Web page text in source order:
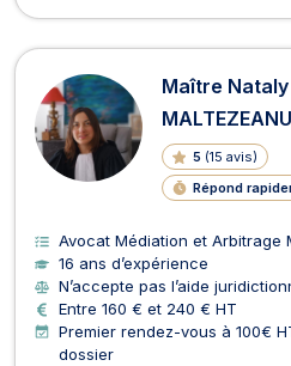
Maître Nataly
MALTEZEANU
5 (15 avis)
Répond
Avocat Médiation et Arbitrage
16 ans d’expérience
N’accepte pas l’aide
Entre 160 € et 240 € HT
Premier rendez-vous à 100€
dossier